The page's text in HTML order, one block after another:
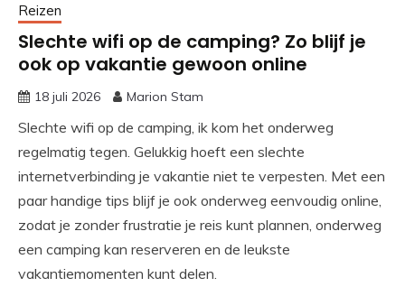
Reizen
Slechte wifi op de camping? Zo blijf je
ook op vakantie gewoon online
18 juli 2026 Marion Stam
Slechte wifi op de camping, ik kom het onderweg
regelmatig tegen. Gelukkig hoeft een slechte
internetverbinding je vakantie niet te verpesten. Met een
paar handige tips blijf je ook onderweg eenvoudig online,
zodat je zonder frustratie je reis kunt plannen, onderweg
een camping kan reserveren en de leukste
vakantiemomenten kunt delen.